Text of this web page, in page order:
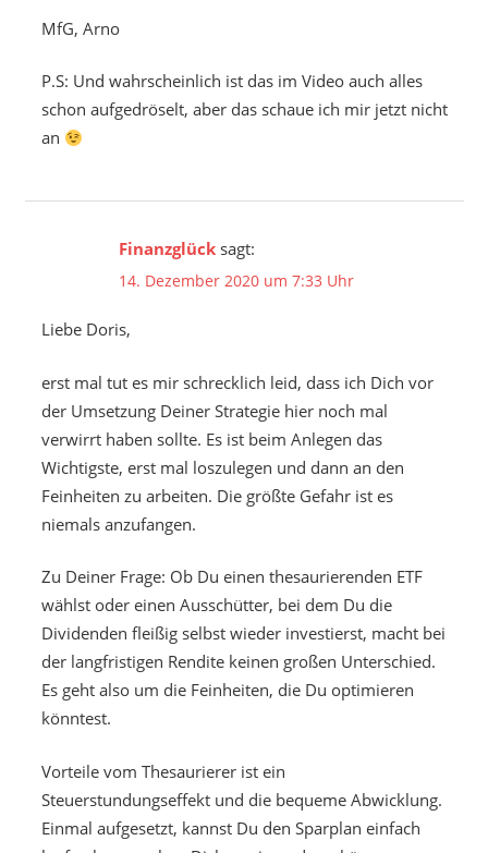
MfG, Arno
P.S: Und wahrscheinlich ist das im Video auch alles
schon aufgedröselt, aber das schaue ich mir jetzt nicht
an
Finanzglück sagt:
14. Dezember 2020 um 7:33 Uhr
Liebe Doris,
erst mal tut es mir schrecklich leid, dass ich Dich vor
der Umsetzung Deiner Strategie hier noch mal
verwirrt haben sollte. Es ist beim Anlegen das
Wichtigste, erst mal loszulegen und dann an den
Feinheiten zu arbeiten. Die größte Gefahr ist es
niemals anzufangen.
Zu Deiner Frage: Ob Du einen thesaurierenden ETF
wählst oder einen Ausschütter, bei dem Du die
Dividenden fleißig selbst wieder investierst, macht bei
der langfristigen Rendite keinen großen Unterschied.
Es geht also um die Feinheiten, die Du optimieren
könntest.
Vorteile vom Thesaurierer ist ein
Steuerstundungseffekt und die bequeme Abwicklung.
Einmal aufgesetzt, kannst Du den Sparplan einfach